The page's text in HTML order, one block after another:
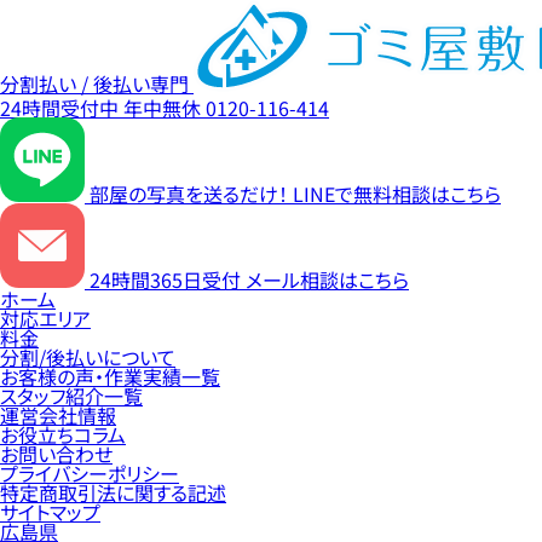
分割払い / 後払い専門
24時間受付中 年中無休0120-116-414
部屋の写真を送るだけ！ LINEで無料相談はこちら
24時間365日受付 メール相談はこちら
ホーム
対応エリア
料金
分割/後払いについて
お客様の声・作業実績一覧
スタッフ紹介一覧
運営会社情報
お役立ちコラム
お問い合わせ
プライバシーポリシー
特定商取引法に関する記述
サイトマップ
広島県